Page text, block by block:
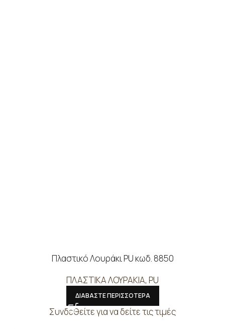
Πλαστικό Λουράκι PU κωδ. 8850
ΠΛΑΣΤΙΚΑ ΛΟΥΡΑΚΙΑ, PU
ΔΙΑΒΑΣΤΕ ΠΕΡΙΣΣΟΤΕΡΑ
Συνδεθείτε για να δείτε τις τιμές